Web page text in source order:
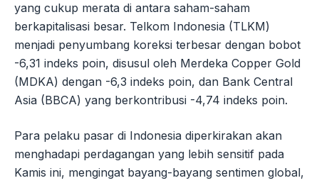
yang cukup merata di antara saham-saham
berkapitalisasi besar. Telkom Indonesia (TLKM)
menjadi penyumbang koreksi terbesar dengan bobot
-6,31 indeks poin, disusul oleh Merdeka Copper Gold
(MDKA) dengan -6,3 indeks poin, dan Bank Central
Asia (BBCA) yang berkontribusi -4,74 indeks poin.
Para pelaku pasar di Indonesia diperkirakan akan
menghadapi perdagangan yang lebih sensitif pada
Kamis ini, mengingat bayang-bayang sentimen global,